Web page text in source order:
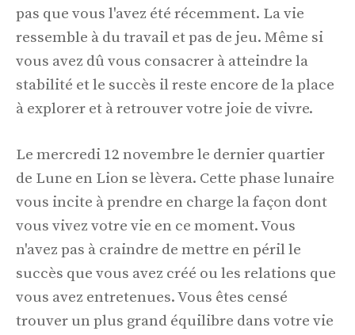
pas que vous l'avez été récemment. La vie
ressemble à du travail et pas de jeu. Même si
vous avez dû vous consacrer à atteindre la
stabilité et le succès il reste encore de la place
à explorer et à retrouver votre joie de vivre.
Le mercredi 12 novembre le dernier quartier
de Lune en Lion se lèvera. Cette phase lunaire
vous incite à prendre en charge la façon dont
vous vivez votre vie en ce moment. Vous
n'avez pas à craindre de mettre en péril le
succès que vous avez créé ou les relations que
vous avez entretenues. Vous êtes censé
trouver un plus grand équilibre dans votre vie